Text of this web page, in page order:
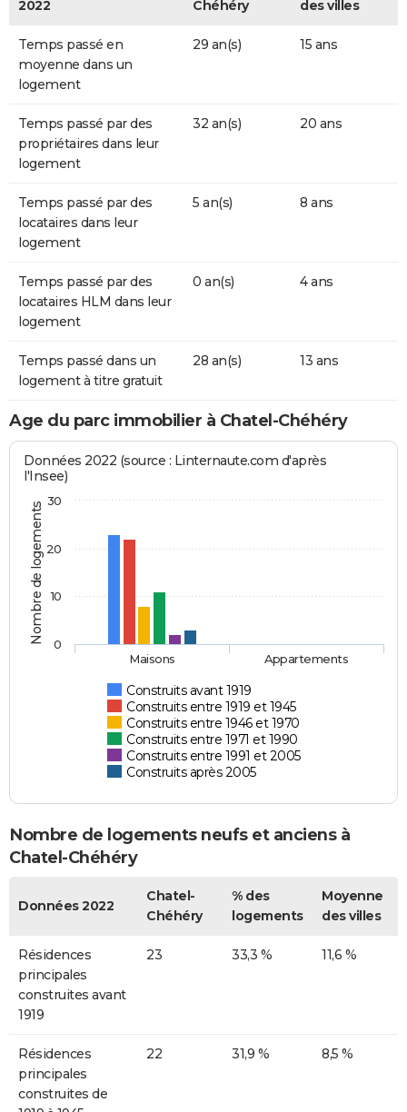
2022 Chéhéry des villes
Temps passé en
moyenne dans un
logement
29 an(s) 15 ans
Temps passé par des
propriétaires dans leur
logement
32 an(s) 20 ans
Temps passé par des
locataires dans leur
logement
5 an(s) 8 ans
Temps passé par des
locataires HLM dans leur
logement
0 an(s) 4 ans
Temps passé dans un
logement à titre gratuit
28 an(s) 13 ans
Age du parc immobilier à Chatel-Chéhéry
Nombre de logements
Données 2022 (source : Linternaute.com d'après
l'Insee)
Construits avant 1919
Construits entre 1919 et 1945
Construits entre 1946 et 1970
Construits entre 1971 et 1990
Construits entre 1991 et 2005
Construits après 2005
Maisons Appartements
0
10
20
30
Nombre de logements neufs et anciens à
Chatel-Chéhéry
Données 2022
Chatel-
Chéhéry
% des
logements
Moyenne
des villes
Résidences
principales
construites avant
1919
23 33,3 % 11,6 %
Résidences
principales
construites de
22 31,9 % 8,5 %